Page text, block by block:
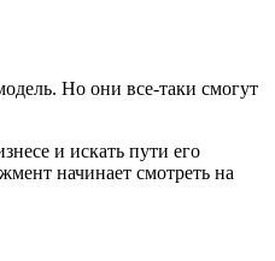
Но они все-таки смогут
и искать пути его
начинает смотреть на